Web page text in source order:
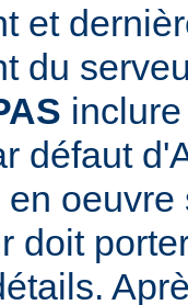
et
du
défaut
oeuvre
doit